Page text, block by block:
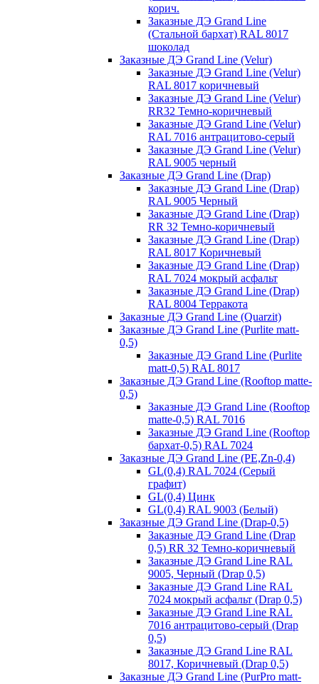
корич.
Заказные ДЭ Grand Line
(Стальной бархат) RAL 8017
шоколад
Заказные ДЭ Grand Line (Velur)
Заказные ДЭ Grand Line (Velur)
RAL 8017 коричневый
Заказные ДЭ Grand Line (Velur)
RR32 Темно-коричневый
Заказные ДЭ Grand Line (Velur)
RAL 7016 антрацитово-серый
Заказные ДЭ Grand Line (Velur)
RAL 9005 черный
Заказные ДЭ Grand Line (Drap)
Заказные ДЭ Grand Line (Drap)
RAL 9005 Черный
Заказные ДЭ Grand Line (Drap)
RR 32 Темно-коричневый
Заказные ДЭ Grand Line (Drap)
RAL 8017 Коричневый
Заказные ДЭ Grand Line (Drap)
RAL 7024 мокрый асфальт
Заказные ДЭ Grand Line (Drap)
RAL 8004 Терракота
Заказные ДЭ Grand Line (Quarzit)
Заказные ДЭ Grand Line (Purlite matt-
0,5)
Заказные ДЭ Grand Line (Purlite
matt-0,5) RAL 8017
Заказные ДЭ Grand Line (Rooftop matte-
0,5)
Заказные ДЭ Grand Line (Rooftop
matte-0,5) RAL 7016
Заказные ДЭ Grand Line (Rooftop
бархат-0,5) RAL 7024
Заказные ДЭ Grand Line (PE,Zn-0,4)
GL(0,4) RAL 7024 (Серый
графит)
GL(0,4) Цинк
GL(0,4) RAL 9003 (Белый)
Заказные ДЭ Grand Line (Drap-0,5)
Заказные ДЭ Grand Line (Drap
0,5) RR 32 Темно-коричневый
Заказные ДЭ Grand Line RAL
9005, Черный (Drap 0,5)
Заказные ДЭ Grand Line RAL
7024 мокрый асфальт (Drap 0,5)
Заказные ДЭ Grand Line RAL
7016 антрацитово-серый (Drap
0,5)
Заказные ДЭ Grand Line RAL
8017, Коричневый (Drap 0,5)
Заказные ДЭ Grand Line (PurPro matt-